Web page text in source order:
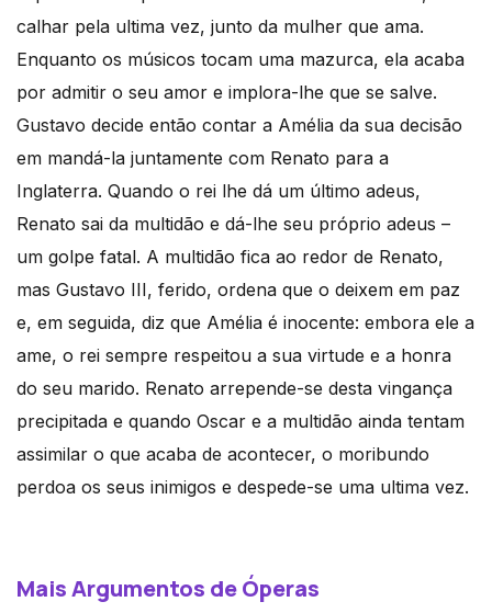
calhar pela ultima vez, junto da mulher que ama.
Enquanto os músicos tocam uma mazurca, ela acaba
por admitir o seu amor e implora-lhe que se salve.
Gustavo decide então contar a Amélia da sua decisão
em mandá-la juntamente com Renato para a
Inglaterra. Quando o rei lhe dá um último adeus,
Renato sai da multidão e dá-lhe seu próprio adeus –
um golpe fatal. A multidão fica ao redor de Renato,
mas Gustavo III, ferido, ordena que o deixem em paz
e, em seguida, diz que Amélia é inocente: embora ele a
ame, o rei sempre respeitou a sua virtude e a honra
do seu marido. Renato arrepende-se desta vingança
precipitada e quando Oscar e a multidão ainda tentam
assimilar o que acaba de acontecer, o moribundo
perdoa os seus inimigos e despede-se uma ultima vez.
Mais Argumentos de Óperas